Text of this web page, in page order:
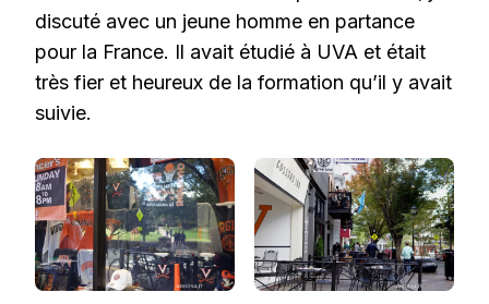
discuté avec un jeune homme en partance
pour la France. Il avait étudié à UVA et était
très fier et heureux de la formation qu’il y avait
suivie.